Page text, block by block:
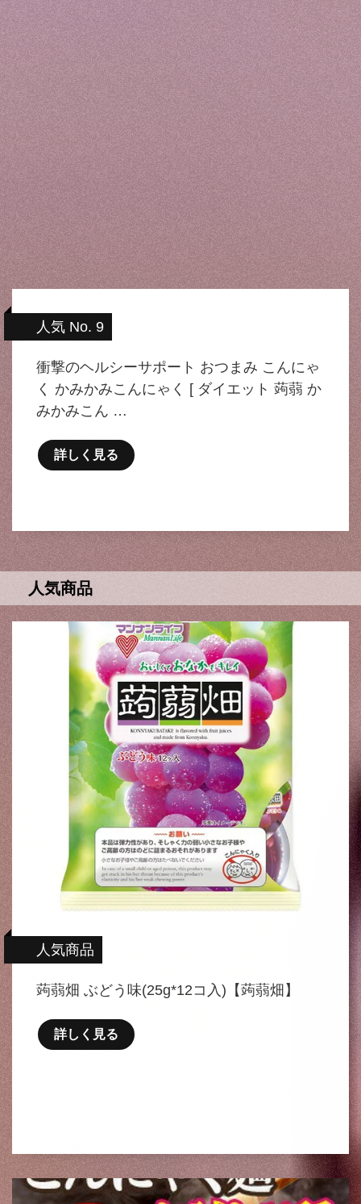
人気 No. 9
衝撃のヘルシーサポート おつまみ こんにゃ
く かみかみこんにゃく [ ダイエット 蒟蒻 か
みかみこん …
詳しく見る
人気商品
人気商品
蒟蒻畑 ぶどう味(25g*12コ入)【蒟蒻畑】
詳しく見る